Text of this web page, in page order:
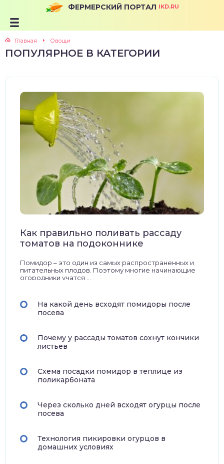
ФЕРМЕРСКИЙ ПОРТАЛ IKD.RU
Главная Овощи
ПОПУЛЯРНОЕ В КАТЕГОРИИ
Как правильно поливать рассаду
томатов на подоконнике
Помидор – это один из самых распространенных и
питательных плодов. Поэтому многие начинающие
огородники учатся ...
На какой день всходят помидоры после
посева
Почему у рассады томатов сохнут кончики
листьев
Схема посадки помидор в теплице из
поликарбоната
Через сколько дней всходят огурцы после
посева
Технология пикировки огурцов в
домашних условиях